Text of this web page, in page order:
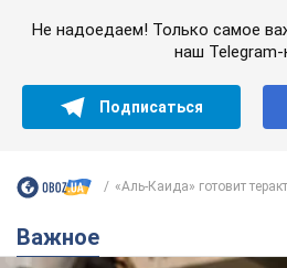
Не надоедаем! Только самое
наш Telegram-
Подписаться
«Аль-Каида» готовит
Важное